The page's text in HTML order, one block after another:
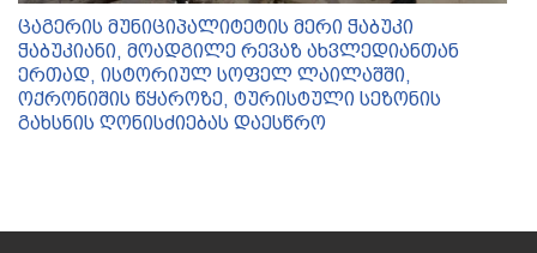
ცაგერის მუნიციპალიტეტის მერი ჭაბუკი
ჭაბუკიანი, მოადგილე რევაზ ახვლედიანთან
ერთად, ისტორიულ სოფელ ლაილაშში,
ოქრონიშის წყაროზე, ტურისტული სეზონის
გახსნის ღონისძიებას დაესწრო